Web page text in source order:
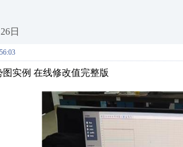
日
图实例 在线修改值完整版